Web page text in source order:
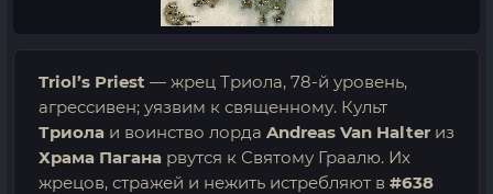
Triol’s Priest — жрец Триола, 78-й уровень,
агрессивен; уязвим к священному. Культ
Триола и воинство лорда Andreas Van Halter из
Храма Пагана рвутся к Святому Граалю. Их
жрецов, стражей и нежить истребляют в #638